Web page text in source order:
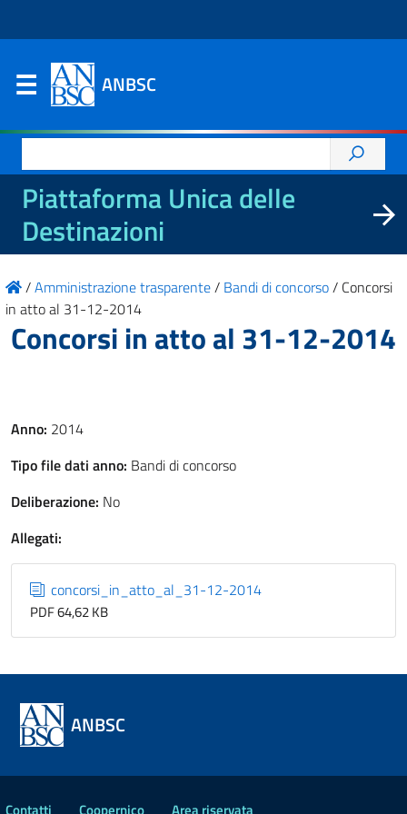
ANBSC
per:
Piattaforma Unica delle
Destinazioni
/Amministrazione trasparente/ Bandi di concorso/ Concorsi
in atto al 31-12-2014
Concorsi in atto al 31-12-2014
Anno: 2014
Tipo file dati anno: Bandi di concorso
Deliberazione: No
Allegati:
concorsi_in_atto_al_31-12-2014
PDF 64,62 KB
ANBSC